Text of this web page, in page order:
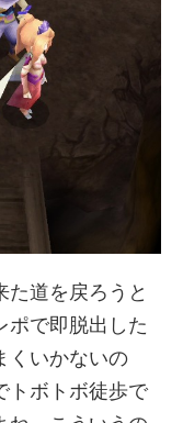
た道を戻ろうと
ポで即脱出した
くいかないの
トボトボ徒歩で